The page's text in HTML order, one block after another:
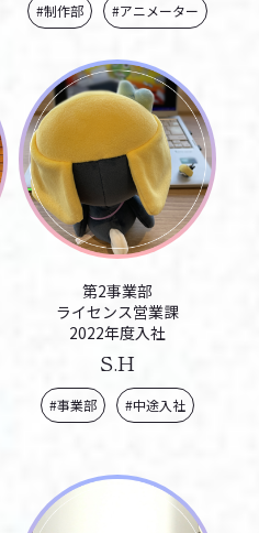
#制作部 #アニメーター
第2事業部
ライセンス営業課
2022年度入社
S.H
#事業部 #中途入社